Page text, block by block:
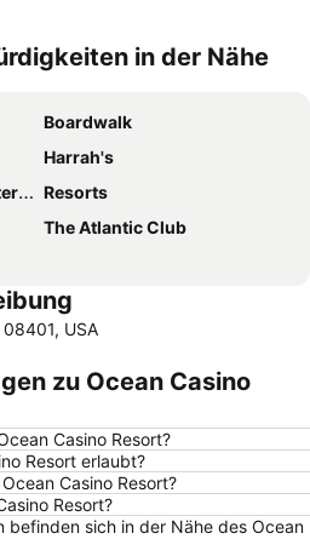
in der Nähe
Boardwalk
Harrah's
Resorts
The Atlantic Club
USA
zu Ocean Casino
Casino Resort?
Resort erlaubt?
Casino Resort?
Resort?
befinden sich in der Nähe des Ocean